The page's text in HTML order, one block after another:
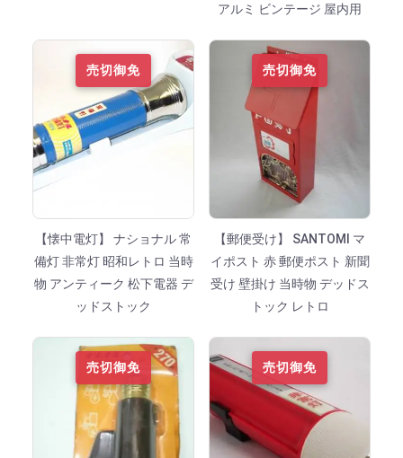
アルミ ビンテージ 屋内用
売切御免
【懐中電灯】 ナショナル 常
備灯 非常灯 昭和レトロ 当時
物 アンティーク 松下電器 デ
ッドストック
売切御免
【郵便受け】 SANTOMI マ
イポスト 赤 郵便ポスト 新聞
受け 壁掛け 当時物 デッドス
トック レトロ
売切御免 売切御免